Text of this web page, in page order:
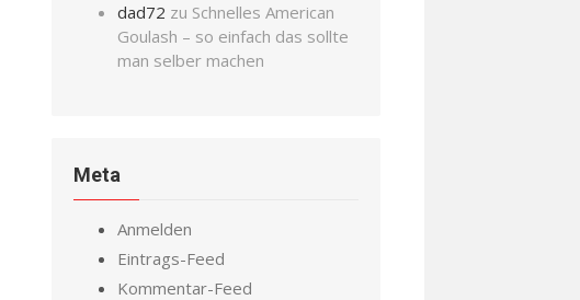
dad72 zu Schnelles American
Goulash – so einfach das sollte
man selber machen
Meta
Anmelden
Eintrags-Feed
Kommentar-Feed